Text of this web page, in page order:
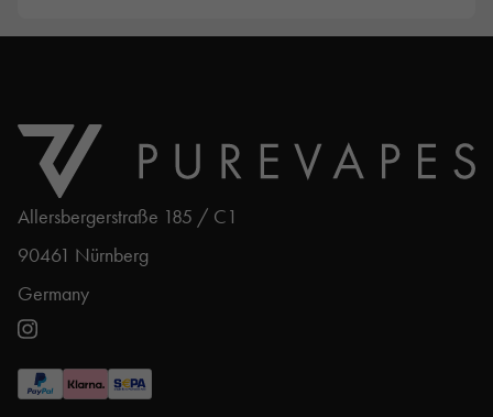
Allersbergerstraße 185 / C1
90461 Nürnberg
Germany